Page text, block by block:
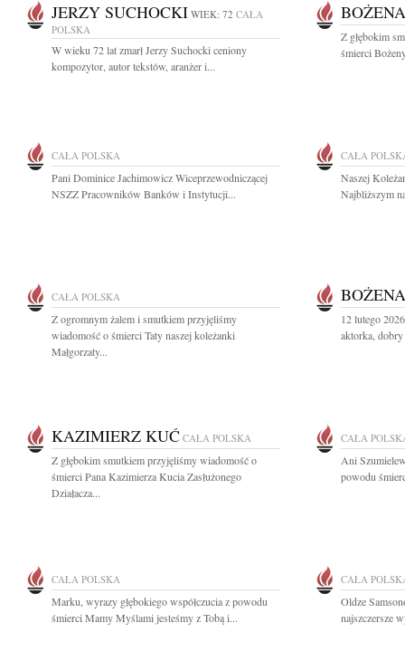
JERZY SUCHOCKI WIEK: 72 CAŁA
POLSKA
W wieku 72 lat zmarł Jerzy Suchocki ceniony
kompozytor, autor tekstów, aranżer i...
Z głębokim
śmierci
CAŁA POLSKA
Pani Dominice Jachimowicz Wiceprzewodniczącej
NSZZ Pracowników Banków i Instytucji...
CAŁA
Naszej
Najbliższym
CAŁA POLSKA
Z ogromnym żalem i smutkiem przyjęliśmy
wiadomość o śmierci Taty naszej koleżanki
Małgorzaty...
12 lutego
aktorka, dobry
KAZIMIERZ KUĆ CAŁA POLSKA
Z głębokim smutkiem przyjęliśmy wiadomość o
śmierci Pana Kazimierza Kucia Zasłużonego
Działacza...
CAŁA
Ani
powodu
CAŁA POLSKA
Marku, wyrazy głębokiego współczucia z powodu
śmierci Mamy Myślami jesteśmy z Tobą i...
CAŁA
Oldze
najszczersze